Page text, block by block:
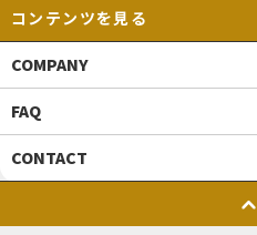
コンテンツを見る
COMPANY
FAQ
CONTACT